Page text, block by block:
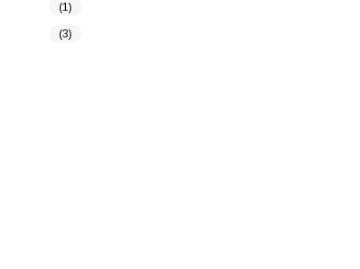
(1)
(3)